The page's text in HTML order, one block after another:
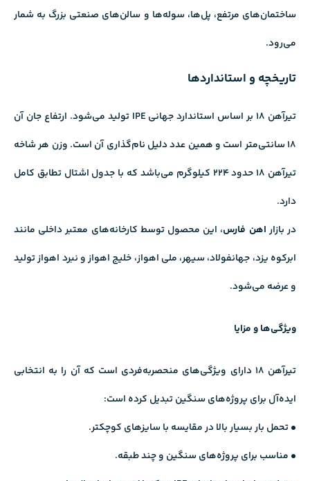
ساختمان‌های مرتفع، پل‌ها، سوله‌ها و سالن‌های صنعتی بزرگ به شمار
می‌رود.
تاریخچه و استانداردها
تیرآهن ۱۸ بر اساس استاندارد جهانی IPE تولید می‌شود. ارتفاع جان آن
۱۸ سانتی‌متر است و همین عدد دلیل نام‌گذاری آن است. وزن هر شاخه
تیرآهن ۱۸ حدود ۲۲۴ کیلوگرم می‌باشد که با جدول اشتال تطابق کامل
دارد.
در بازاراهن فارس، این محصول توسط کارخانه‌های معتبر داخلی مانند
ابركوه يزد، جهانفولاد، سيهر، ملى اهواز، خليج اهواز و نبرد اهواز تولید
و عرضه می‌شود.
ویژگی‌ها و مزایا
تیرآهن ۱۸ دارای ویژگی‌های منحصربه‌فردی است که آن را به انتخابی
ایده‌آل برای پروژه‌های سنگین تبدیل کرده است:
• تحمل بار بسیار بالا در مقایسه با سایزهای کوچکتر.
• مناسب برای پروژه‌های سنگین و چند طبقه.